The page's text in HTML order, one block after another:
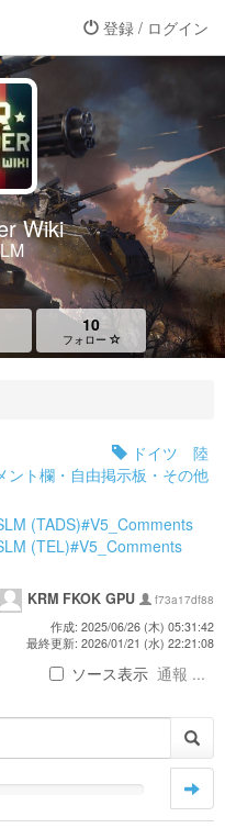
登録 / ログイン
Wiki
10
フォロー
ドイツ 陸
ント欄・自由掲示板・その他
(TADS)#V5_Comments
(TEL)#V5_Comments
KRM FKOK GPU
f73a17df88
作成: 2025/06/26 (木) 05:31:42
最終更新: 2026/01/21 (水) 22:21:08
ソース表示 通報 ...